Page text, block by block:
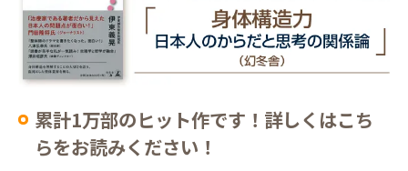
累計1万部のヒット作です！詳しくはこち
らをお読みください！